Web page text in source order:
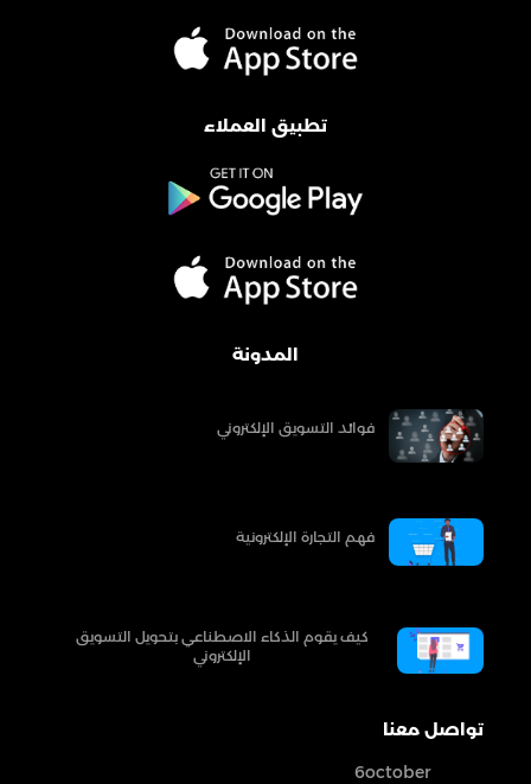
تطبيق العملاء
المدونة
فوائد التسويق الإلكتروني
فهم التجارة الإلكترونية
كيف يقوم الذكاء الاصطناعي بتحويل التسويق
الإلكتروني
تواصل معنا
6october